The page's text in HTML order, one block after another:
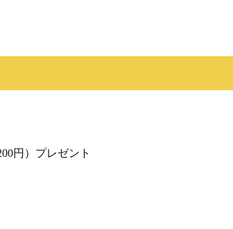
円）プレゼント